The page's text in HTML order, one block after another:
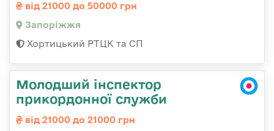
від 21000 до 50000 грн
Запоріжжя
Хортицький РТЦК та СП
Молодший інспектор
прикордонної служби
від 21000 до 21000 грн